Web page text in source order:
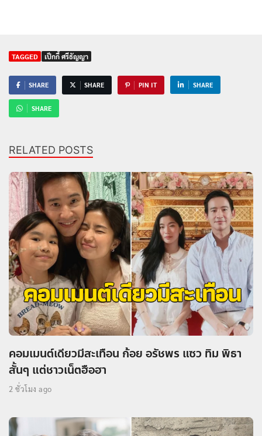
TAGGED เป็กกี้ ศรีธัญญา
SHARE SHARE PIN IT SHARE
SHARE
RELATED POSTS
คอมเมนต์เดียวมีสะเทือน ก้อย อรัชพร แซว ทิม พิธา
สั้นๆ แต่ชาวเน็ตฮือฮา
2 ชั่วโมง ago